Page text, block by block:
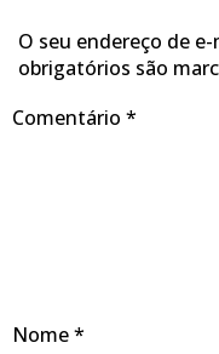
O seu endereço de
obrigatórios são
Comentário *
Nome*